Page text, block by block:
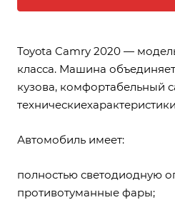
Toyota Camry 2020 —
класса. Машина
кузова, комфортабельный
Автомобиль имеет:
полностью светодиодную
противотуманные фары;